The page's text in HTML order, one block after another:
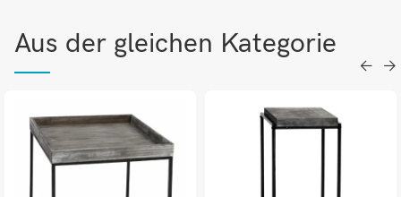
Aus der gleichen Kategorie